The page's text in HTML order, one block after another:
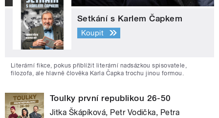
Setkání s Karlem Čapkem
Koupit
Literární fikce, pokus přiblížit literární nadsázkou spisovatele,
filozofa, ale hlavně člověka Karla Čapka trochu jinou formou.
Toulky první republikou 26-50
Jitka Škápíková, Petr Vodička, Petra